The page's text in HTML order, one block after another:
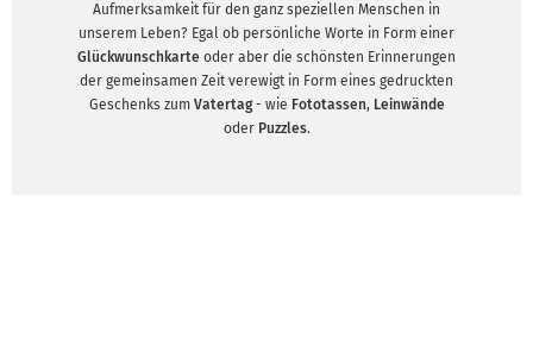
Aufmerksamkeit für den ganz speziellen Menschen in
unserem Leben? Egal ob persönliche Worte in Form einer
Glückwunschkarte oder aber die schönsten Erinnerungen
der gemeinsamen Zeit verewigt in Form eines gedruckten
Geschenks zum Vatertag- wie Fototassen, Leinwände
oder Puzzles.